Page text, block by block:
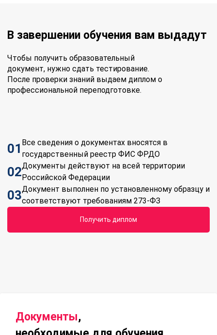
В завершении обучения вам выдадут
Чтобы получить образовательный
документ, нужно сдать тестирование.
После проверки знаний выдаем диплом о
профессиональной переподготовке.
01 Все сведения о документах вносятся в
государственный реестр ФИС ФРДО
02Документы действуют на всей территории
Российской Федерации
03Документ выполнен по установленному образцу и
соответствуют требованиям 273-ФЗ
Получить диплом
Документы,